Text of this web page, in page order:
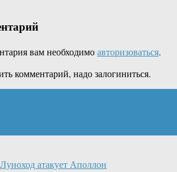
вам необходимоавторизоваться.
комментарий, надо залогиниться.
Луноход атакует Аполлон